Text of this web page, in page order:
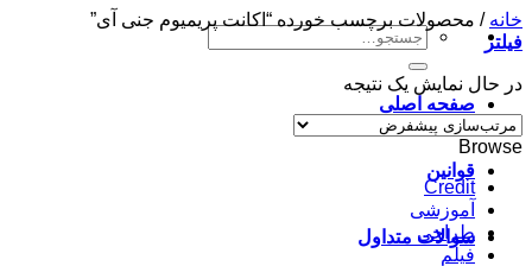
جستجو
صفحه اصلی
قوانین
سوالات متداول
خانه / محصولات برچسب خورده “اکانت پریمیوم جنی آی”
فیلتر
در حال نمایش یک نتیجه
Browse
Credit
آموزشی
طراحی
فیلم